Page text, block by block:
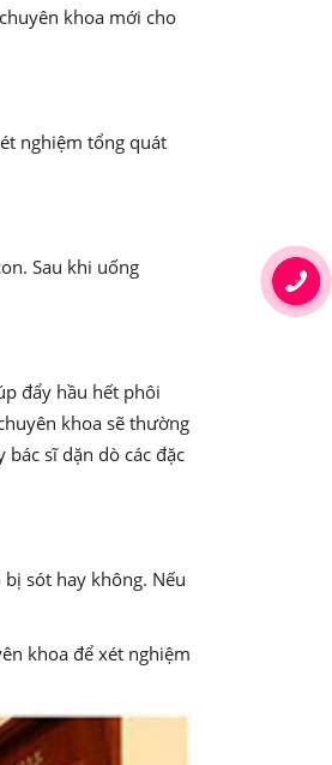
khoa mới cho
nghiệm tổng quát
Sau khi uống
đẩy hầu hết phôi
khoa sẽ thường
sĩ dặn dò các đặc
sót hay không. Nếu
khoa để xét nghiệm